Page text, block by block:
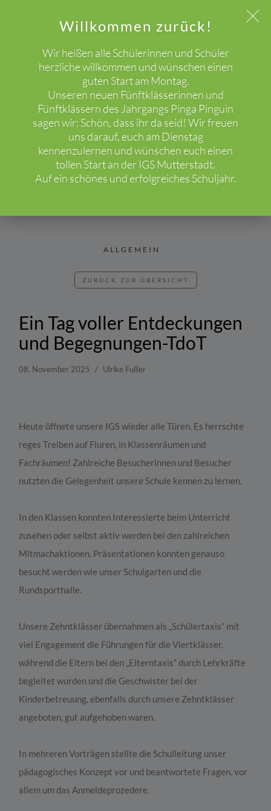
Willkommen zurück!
Wir heißen alle Schülerinnen und Schüler
herzliche willkommen und wünschen einen
guten Start am Montag.
Unseren neuen Fünftklässerinnen und
Fünftklässern des Jahrgangs Pinga Pinguin
sagen wir: Schön, dass ihr da seid! Wir freuen
uns darauf, euch am Dienstag
kennenzulernen und wünschen euch einen
tollen Start an der IGS Mutterstadt.
Auf ein schönes und erfolgreiches Schuljahr.
Aktuelles HOME BLOG ALLGEMEIN
ALLGEMEIN
ZURÜCK ZUR ÜBERSICHT
Ein Tag voller Entdeckungen
und Begegnungen-TdoT
08. November 2025 Ulrike Fußer
Heute öffnete unsere IGS wieder alle Türen. Es herrschte
reges Treiben auf Fluren, in Klassenräumen und
Fachräumen! Zahlreiche Besucherinnen und Besucher
nutzten die Gelegenheit unsere Schule kennen zu lernen.
In den Klassen konnten Interessierte beim Unterricht
zusehen oder selbst aktiv werden bei den zahlreichen
Mitmachaktionen. Präsentationen konnten genauso
besucht werden wie unser Schulgarten und die
Rundsporthalle.
Unsere Zehntklässer übernahmen als „Schülertaxis“ mit
viel Engagement die Führungen für die Viertklässer,
während die Eltern bei den „Elterntaxis“ durch Lehrkräfte
begleitet wurden und die Geschwister bei der
Kinderbetreuung, ebenfalls durch unsere Zehntklässer
angeboten, gut aufgehoben waren.
In mehreren Vorträgen stellte die Schulleitung unser
pädagogisches Konzept vor und beantwortete Fragen, vor
allem um das Anmeldeprozedere.